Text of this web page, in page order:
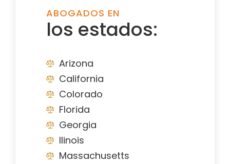
ABOGADOS EN
los estados:
Arizona
California
Colorado
Florida
Georgia
Ilinois
Massachusetts